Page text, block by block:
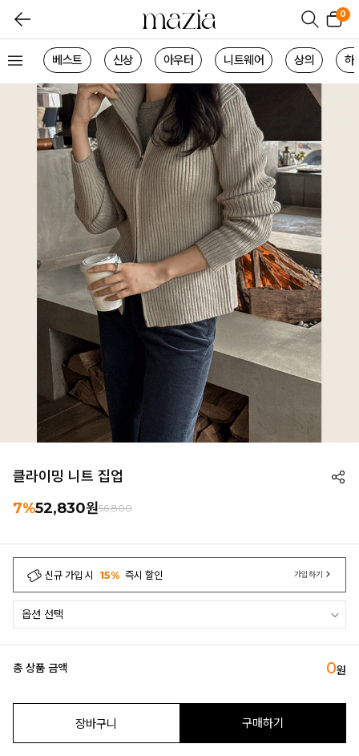
0
베스트 신상 아우터 니트웨어 상의 하
클라이밍 니트 집업
7%52,830원56,800
신규 가입 시 15% 즉시 할인 가입하기
총 상품 금액 0원
장바구니 구매하기